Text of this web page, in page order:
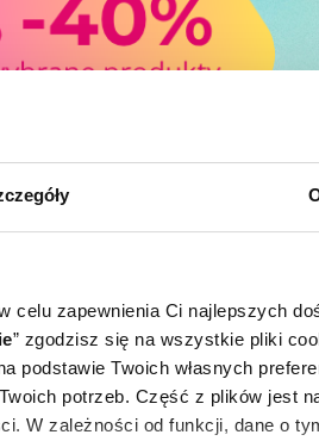
celu zapewnienia Ci najlepszych
” zgodzisz się na wszystkie pliki
podstawie Twoich własnych
potrzeb. Część z plików jest
W zależności od funkcji, dane o